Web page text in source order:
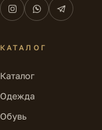
КАТАЛОГ
Каталог
Одежда
Обувь